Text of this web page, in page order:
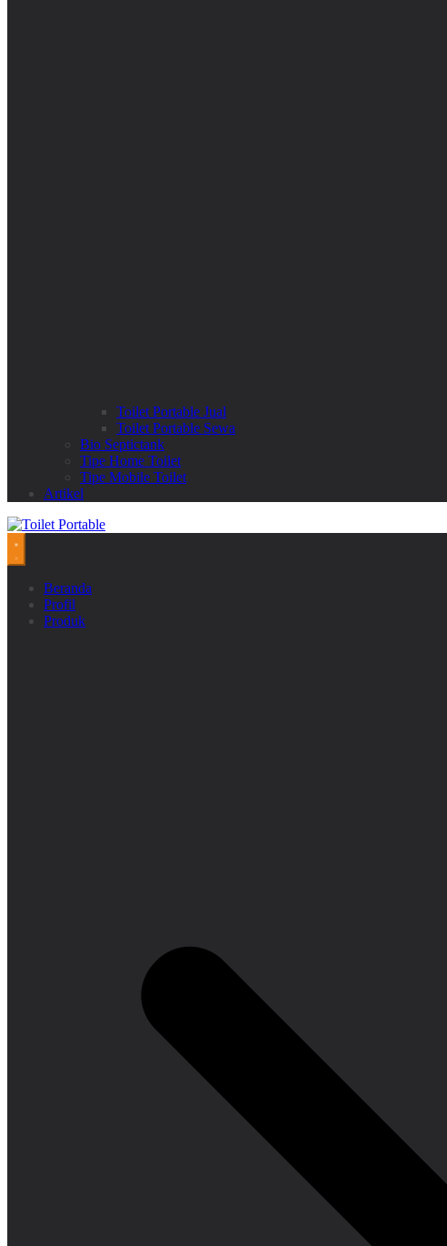
Toilet Portable Jual
Toilet Portable Sewa
Bio Septictank
Tipe Home Toilet
Tipe Mobile Toilet
Artikel
Beranda
Profil
Produk